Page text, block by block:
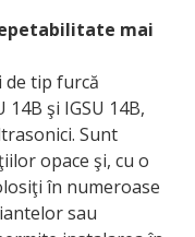
mai
de tip furcă
14B şi IGSU 14B,
Sunt
opace şi, cu o
în numeroase
sau